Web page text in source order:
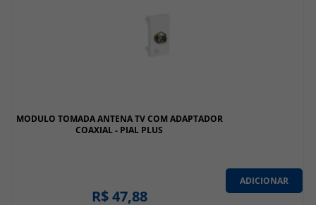
MODULO TOMADA ANTENA TV COM ADAPTADOR
COAXIAL - PIAL PLUS
R$ 47,88
ADICIONAR